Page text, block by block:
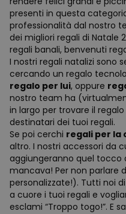
presenti in questa
professionalità dal nostro
dei migliori regali di Natale
regali banali, benvenuti
I nostri regali natalizi sono
cercando un regalo
regalo per lui, oppure
nostro team ha
in largo per trovare il
destinatari dei tuoi regali.
Se poi cerchi regali per la
altro. I nostri accessori da
aggiungeranno quel tocco
mancava! Per non parlare
personalizzate!). Tutti noi
a cuore i tuoi regali e
esclami “Troppo togo!”. E